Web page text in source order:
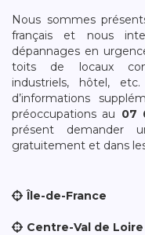
Nous sommes
français et nous
dépannages en
toits de locaux
industriels, hôtel,
d’informations
préoccupations au 07
présent demander
gratuitement et dans
Île-de-France
Centre-Val de Loire